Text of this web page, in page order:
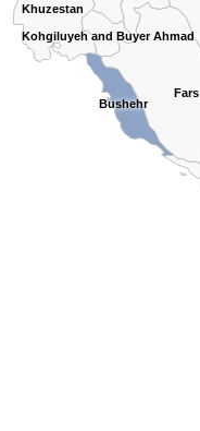
Bushehr
Kohgiluyeh and Buyer Ahmad
Fars
Khuzestan